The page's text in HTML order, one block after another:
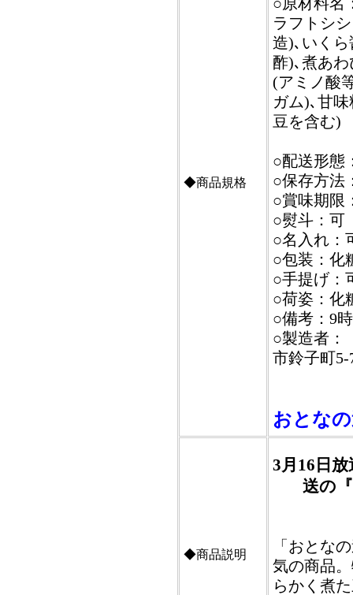
◆商品規格
ラフトシ
造)､いく
酢)､煮あ
(アミノ酸
ガム)､甘
豆を含む)
○配送形態
○保存方法
○賞味期限
○熨斗：可
○名入れ：
○包装：化
○手提げ：
○荷姿：化
○備考：9
○製造者：
市鈴子町5-
おとな
◆商品説明
3月16日
送の
「おとな
気の商品
らかく煮